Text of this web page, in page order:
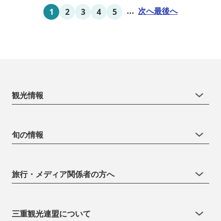
問い合わせください。
1 2 3 4 5 ... 次へ最後へ
観光情報
旬の情報
旅行・メディア関係者の方へ
三重観光連盟について